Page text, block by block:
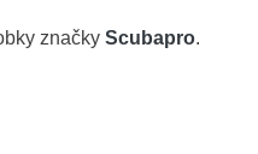
značky Scubapro.